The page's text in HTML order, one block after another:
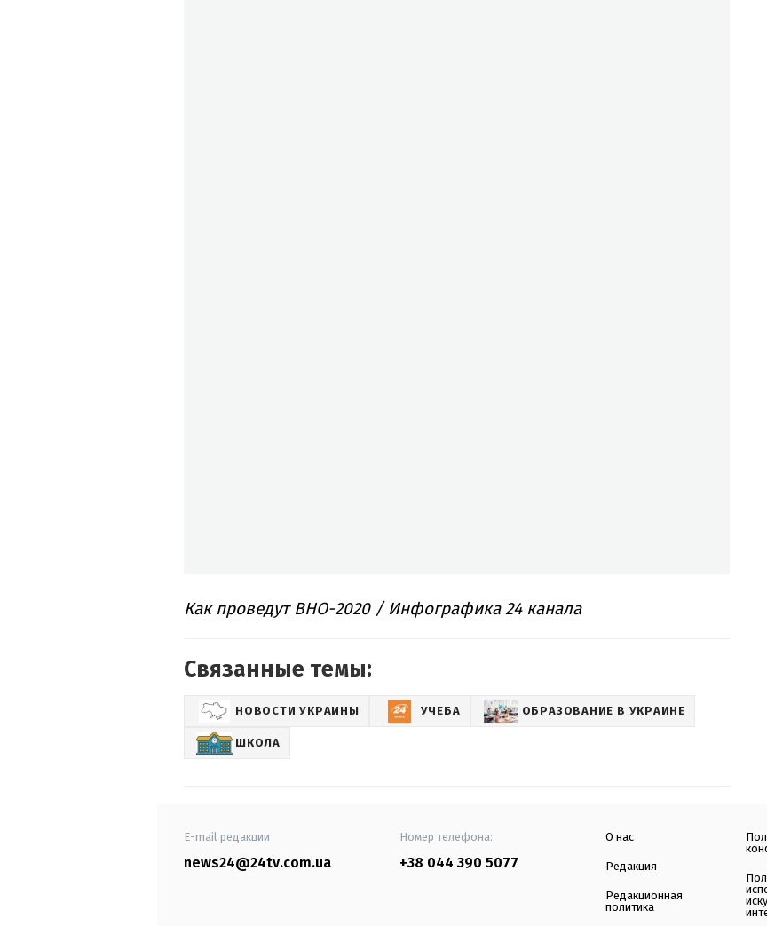
Как проведут ВНО-2020 / Инфографика 24 канала
Связанные темы:
НОВОСТИ УКРАИНЫ УЧЕБА ОБРАЗОВАНИЕ В УКРАИНЕ
ШКОЛА
E-mail редакции
news24@24tv.com.ua
Номер телефона:
+38 044 390 5077
О нас
Редакция
Редакционная
политика